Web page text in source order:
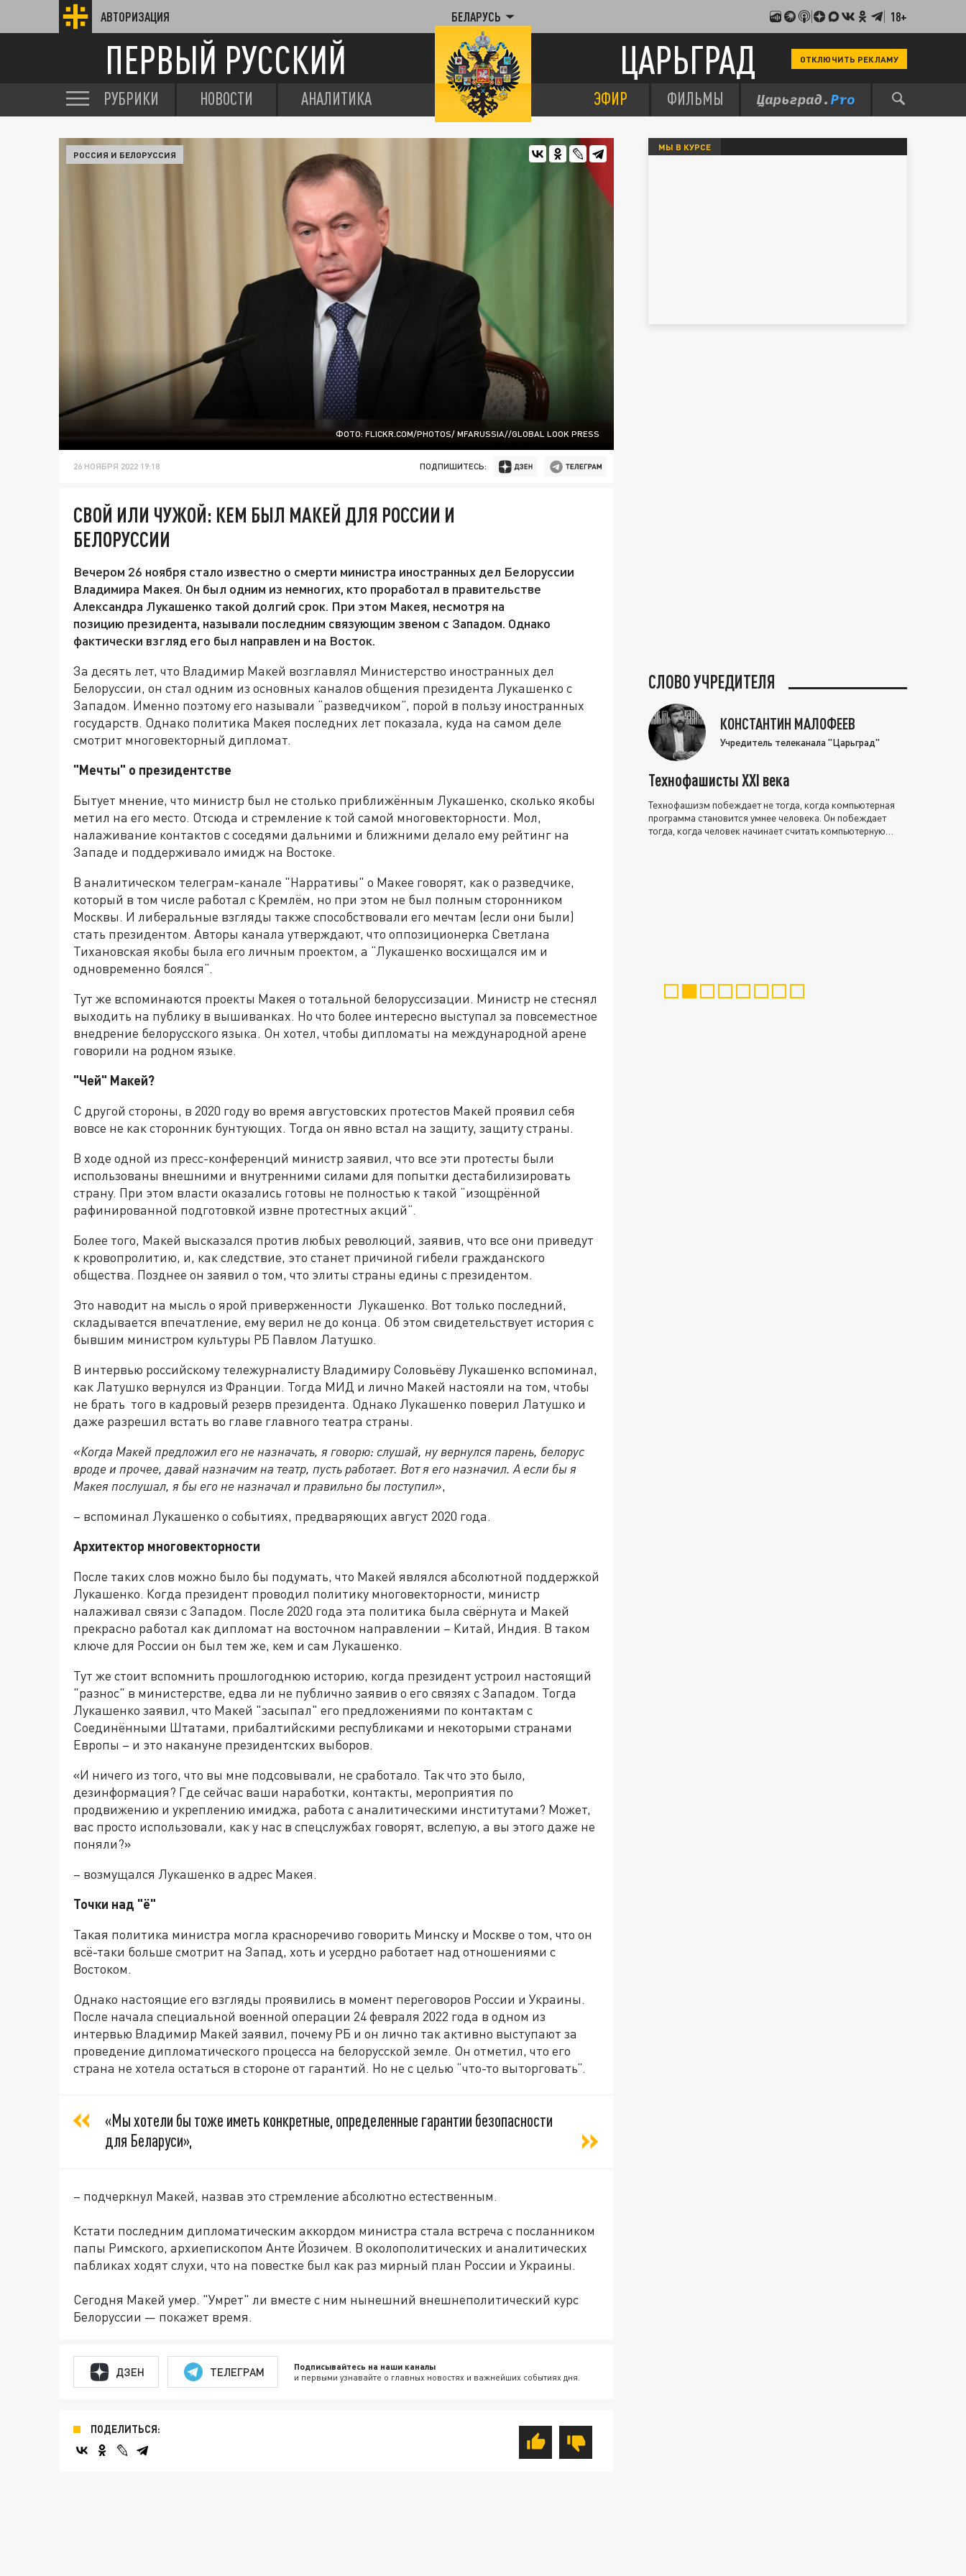
АВТОРИЗАЦИЯ БЕЛАРУСЬ 18+
ПЕРВЫЙ РУССКИЙ ЦАРЬГРАД ОТКЛЮЧИТЬ РЕКЛАМУ
РУБРИКИ НОВОСТИ АНАЛИТИКА ЭФИР ФИЛЬМЫ
ФОТО: FLICKR.COM/PHOTOS/ MFARUSSIA//GLOBAL LOOK PRESS
РОССИЯ И БЕЛОРУССИЯ
26 НОЯБРЯ 2022 19:18 ПОДПИШИТЕСЬ:
СВОЙ ИЛИ ЧУЖОЙ: КЕМ БЫЛ МАКЕЙ ДЛЯ РОССИИ И
БЕЛОРУССИИ
Вечером 26 ноября стало известно о смерти министра иностранных дел Белоруссии
Владимира Макея. Он был одним из немногих, кто проработал в правительстве
Александра Лукашенко такой долгий срок. При этом Макея, несмотря на
позицию президента, называли последним связующим звеном с Западом. Однако
фактически взгляд его был направлен и на Восток.
За десять лет, что Владимир Макей возглавлял Министерство иностранных дел
Белоруссии, он стал одним из основных каналов общения президента Лукашенко с
Западом. Именно поэтому его называли “разведчиком”, порой в пользу иностранных
государств. Однако политика Макея последних лет показала, куда на самом деле
смотрит многовекторный дипломат.
"Мечты" о президентстве
Бытует мнение, что министр был не столько приближённым Лукашенко, сколько якобы
метил на его место. Отсюда и стремление к той самой многовекторности. Мол,
налаживание контактов с соседями дальними и ближними делало ему рейтинг на
Западе и поддерживало имидж на Востоке.
В аналитическом телеграм-канале "Нарративы" о Макее говорят, как о разведчике,
который в том числе работал с Кремлём, но при этом не был полным сторонником
Москвы. И либеральные взгляды также способствовали его мечтам (если они были)
стать президентом. Авторы канала утверждают, что оппозиционерка Светлана
Тихановская якобы была его личным проектом, а “Лукашенко восхищался им и
одновременно боялся”.
Тут же вспоминаются проекты Макея о тотальной белоруссизации. Министр не стеснял
выходить на публику в вышиванках. Но что более интересно выступал за повсеместное
внедрение белорусского языка. Он хотел, чтобы дипломаты на международной арене
говорили на родном языке.
"Чей" Макей?
С другой стороны, в 2020 году во время августовских протестов Макей проявил себя
вовсе не как сторонник бунтующих. Тогда он явно встал на защиту, защиту страны.
В ходе одной из пресс-конференций министр заявил, что все эти протесты были
использованы внешними и внутренними силами для попытки дестабилизировать
страну. При этом власти оказались готовы не полностью к такой “изощрённой
рафинированной подготовкой извне протестных акций”.
Более того, Макей высказался против любых революций, заявив, что все они приведут
к кровопролитию, и, как следствие, это станет причиной гибели гражданского
общества. Позднее он заявил о том, что элиты страны едины с президентом.
Это наводит на мысль о ярой приверженности Лукашенко. Вот только последний,
складывается впечатление, ему верил не до конца. Об этом свидетельствует история с
бывшим министром культуры РБ Павлом Латушко.
В интервью российскому тележурналисту Владимиру Соловьёву Лукашенко вспоминал,
как Латушко вернулся из Франции. Тогда МИД и лично Макей настояли на том, чтобы
не брать того в кадровый резерв президента. Однако Лукашенко поверил Латушко и
даже разрешил встать во главе главного театра страны.
«Когда Макей предложил его не назначать, я говорю: слушай, ну вернулся парень, белорус
вроде и прочее, давай назначим на театр, пусть работает. Вот я его назначил. А если бы я
Макея послушал, я бы его не назначал и правильно бы поступил»,
– вспоминал Лукашенко о событиях, предваряющих август 2020 года.
Архитектор многовекторности
После таких слов можно было бы подумать, что Макей являлся абсолютной поддержкой
Лукашенко. Когда президент проводил политику многовекторности, министр
налаживал связи с Западом. После 2020 года эта политика была свёрнута и Макей
прекрасно работал как дипломат на восточном направлении – Китай, Индия. В таком
ключе для России он был тем же, кем и сам Лукашенко.
Тут же стоит вспомнить прошлогоднюю историю, когда президент устроил настоящий
"разнос" в министерстве, едва ли не публично заявив о его связях с Западом. Тогда
Лукашенко заявил, что Макей "засыпал" его предложениями по контактам с
Соединёнными Штатами, прибалтийскими республиками и некоторыми странами
Европы – и это накануне президентских выборов.
«И ничего из того, что вы мне подсовывали, не сработало. Так что это было,
дезинформация? Где сейчас ваши наработки, контакты, мероприятия по
продвижению и укреплению имиджа, работа с аналитическими институтами? Может,
вас просто использовали, как у нас в спецслужбах говорят, вслепую, а вы этого даже не
поняли?»
– возмущался Лукашенко в адрес Макея.
Точки над "ё"
Такая политика министра могла красноречиво говорить Минску и Москве о том, что он
всё-таки больше смотрит на Запад, хоть и усердно работает над отношениями с
Востоком.
Однако настоящие его взгляды проявились в момент переговоров России и Украины.
После начала специальной военной операции 24 февраля 2022 года в одном из
интервью Владимир Макей заявил, почему РБ и он лично так активно выступают за
проведение дипломатического процесса на белорусской земле. Он отметил, что его
страна не хотела остаться в стороне от гарантий. Но не с целью “что-то выторговать”.
«Мы хотели бы тоже иметь конкретные, определенные гарантии безопасности
для Беларуси»,
– подчеркнул Макей, назвав это стремление абсолютно естественным.
Кстати последним дипломатическим аккордом министра стала встреча с посланником
папы Римского, архиепископом Анте Йозичем. В околополитических и аналитических
пабликах ходят слухи, что на повестке был как раз мирный план России и Украины.
Сегодня Макей умер. "Умрет" ли вместе с ним нынешний внешнеполитический курс
Белоруссии — покажет время.
ДЗЕН ТЕЛЕГРАМ Подписывайтесь на наши каналы
и первыми узнавайте о главных новостях и важнейших событиях дня.
ПОДЕЛИТЬСЯ:
МЫ В КУРСЕ
СЛОВО УЧРЕДИТЕЛЯ
КОНСТАНТИН МАЛОФЕЕВ
Учредитель телеканала "Царьград"
Технофашисты XXI века
Технофашизм побеждает не тогда, когда компьютерная
программа становится умнее человека. Он побеждает
тогда, когда человек начинает считать компьютерную